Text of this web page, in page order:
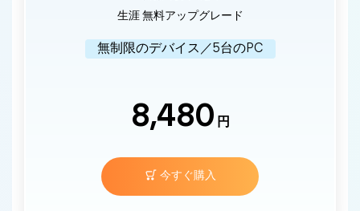
生涯 無料アップグレード
無制限のデバイス／5台のPC
8,480 円
今すぐ購入